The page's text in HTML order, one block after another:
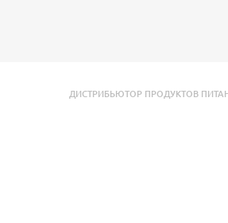
ДИСТРИБЬЮТОР ПРОДУКТОВ